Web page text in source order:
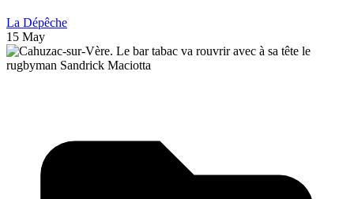
La Dépêche
15 May